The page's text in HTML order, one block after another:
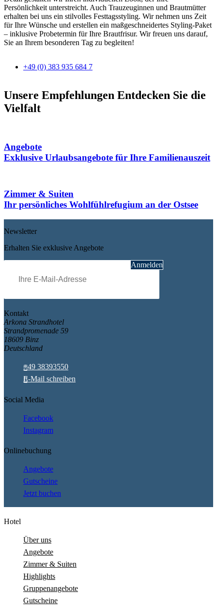
Persönlichkeit unterstreicht. Auch Trauzeuginnen und Brautmütter
erhalten bei uns ein stilvolles Festtagsstyling. Wir nehmen uns Zeit
für Ihre Wünsche und erstellen ein maßgeschneidertes Styling-Paket
– inklusive Probetermin für Ihre Brautfrisur. Wir freuen uns darauf,
Sie an Ihrem besonderen Tag zu begleiten!
+49 (0) 383 935 684 7
Unsere Empfehlungen Entdecken Sie die
Vielfalt
Exklusive Urlaubsangebote für Ihre Familienauszeit
Angebote
Ihr persönliches Wohlfühlrefugium an der Ostsee
Zimmer & Suiten
Newsletter
Erhalten Sie exklusive Angebote
Anmelden
Kontakt
Arkona Strandhotel
Strandpromenade 59
18609 Binz
Deutschland
+49 38393550
E-Mail schreiben
Social Media
Facebook
Instagram
Onlinebuchung
Angebote
Gutscheine
Jetzt buchen
Hotel
Über uns
Angebote
Zimmer & Suiten
Highlights
Gruppenangebote
Gutscheine